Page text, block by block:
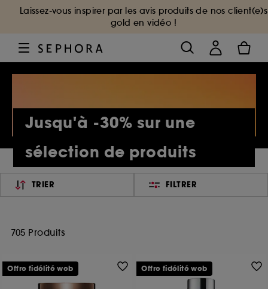
Laissez-vous inspirer par les avis produits de nos client(e)s
gold en vidéo !
Jusqu'à -30% sur une
sélection de produits
TRIER FILTRER
705 Produits
Offre fidélité web Offre fidélité web